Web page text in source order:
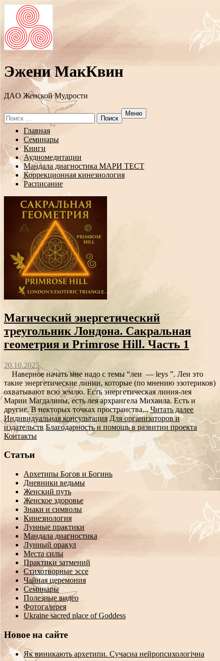
Эжени МакКвин
ДAO Женской Мудрости
Search
for:
Меню
Перейти
содержанию
Главная
Семинары
Книги
Аудиомедитации
Мандала диагностика МАРИ ТЕСТ
Коррекционная кинезиология
Расписание
Магический энергетический
треугольник Лондона. Сакральная
геометрия и Primrose Hill. Часть 1
20.10.2025
Наверное начать мне надо с темы “леи — leys ”. Леи это
такие энергетические линии, которые (по мнению эзотериков)
охватывают всю землю. Есть энергетическая линия-лея
Марии Магдалины, есть лея архрангела Михаила. Есть и
другие. В некторых точках пространства...Читать далее
Индивидуальная консультация Для организаторов и
издательств Благодарность и помощь в развитии проекта
Контакты
Статьи
Архетипы Богов и Богинь
Дневники ведьмы
Женский путь
Женское здоровье
Знаки и символы
Кинезиология
Лунные практики
Мандала диагностика
Лунный оракул
Места силы
Практики затмений
Стихотворные эссе
Чайная церемония
Семинары
Полезные видео
Фотогалерея
Ukraine sacred place of Goddess
Новое на сайте
Як виникають архетипи. Сучасна нейропсихологічна